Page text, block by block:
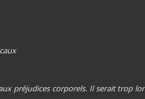
préjudices corporels. Il serait trop